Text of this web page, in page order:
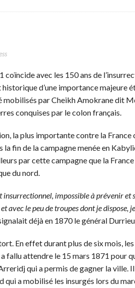
coïncide avec les 150 ans de
d’une importance majeure
mobilisés par Cheikh Amokrane dit
conquises par le colon français.
la plus importante contre la France
la fin de la campagne menée en
par cette campagne que la
du nord.
insurrectionnel, impossible à prévenir et
avec le peu de troupes dont je dispose,
déjà en 1870 le général
En effet durant plus de six mois,
fallu attendre le 15 mars 1871 pour
qui a permis de gagner la ville.
qui a mobilisé les insurgés lors du